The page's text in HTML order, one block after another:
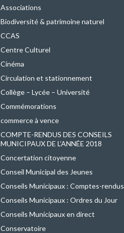
Associations
Biodiversité & patrimoine naturel
CCAS
Centre Culturel
Cinéma
Circulation et stationnement
Collège – Lycée – Université
Commémorations
commerce à vence
COMPTE-RENDUS DES CONSEILS
MUNICIPAUX DE L’ANNÉE 2018
Concertation citoyenne
Conseil Municipal des Jeunes
Conseils Municipaux : Comptes-rendus
Conseils Municipaux : Ordres du Jour
Conseils Municipaux en direct
Conservatoire